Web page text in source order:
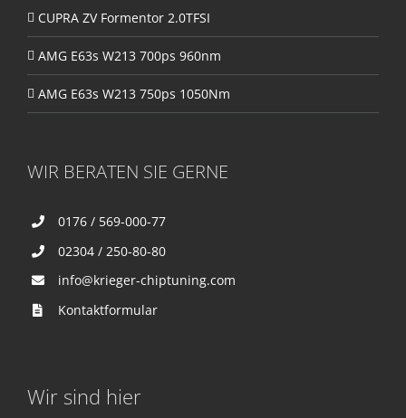
CUPRA ZV Formentor 2.0TFSI
AMG E63s W213 700ps 960nm
AMG E63s W213 750ps 1050Nm
WIR BERATEN SIE GERNE
0176 / 569-000-77
02304 / 250-80-80
info@krieger-chiptuning.com
Kontaktformular
Wir sind hier